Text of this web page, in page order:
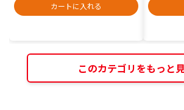
カートに入れる
このカテゴリをもっと